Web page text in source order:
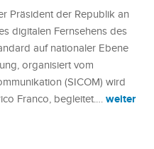
Präsident der Republik an
digitalen Fernsehens des
auf nationaler Ebene
organisiert vom
(SICOM) wird
Franco, begleitet.… weiter